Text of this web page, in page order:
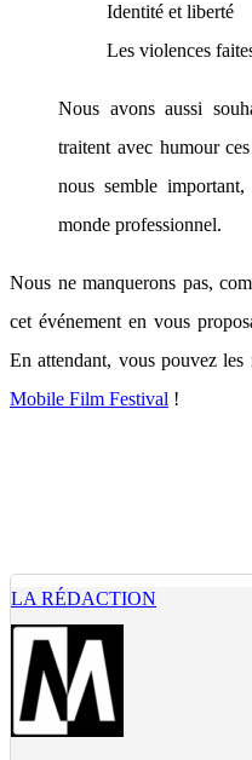
Identité et liberté
Les violences
Nous avons aussi
traitent avec humour
nous semble
monde professionnel.
Nous ne manquerons pas,
cet événement en vous
En attendant, vous pouvez
Mobile Film Festival !
LA RÉDACTION